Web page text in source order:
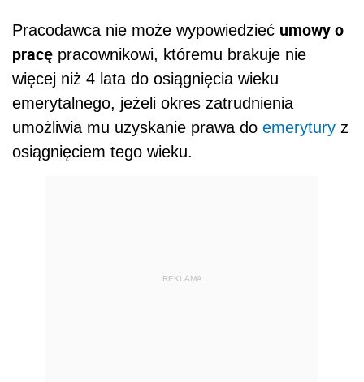
Pracodawca nie może wypowiedzieć umowy o
pracę pracownikowi, któremu brakuje nie
więcej niż 4 lata do osiągnięcia wieku
emerytalnego, jeżeli okres zatrudnienia
umożliwia mu uzyskanie prawa do emerytury z
osiągnięciem tego wieku.
REKLAMA